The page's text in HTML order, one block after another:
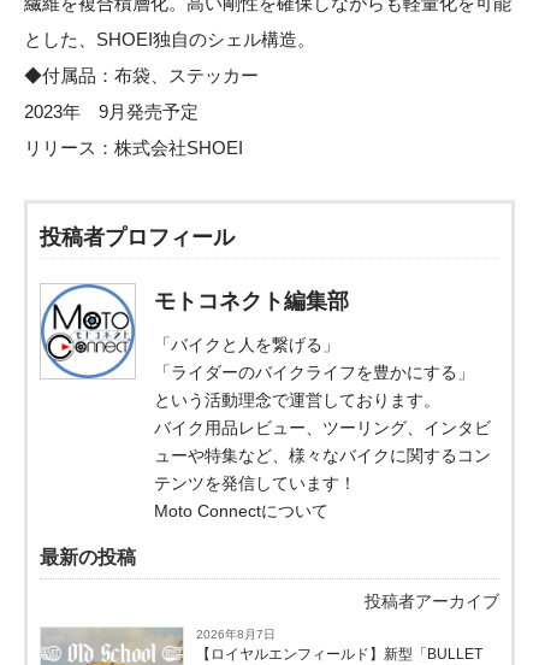
とした、SHOEI独自のシェル構造。
◆付属品：布袋、ステッカー
2023年 9月発売予定
リリース： 株式会社SHOEI
投稿者プロフィール
モトコネクト編集部
「バイクと人を繋げる」
「ライダーのバイクライフを豊かにする」
という活動理念で運営しております。
バイク用品レビュー、ツーリング、インタビ
ューや特集など、様々なバイクに関するコン
テンツを発信しています！
Moto Connectについて
最新の投稿
投稿者アーカイブ
2026年8月7日
【ロイヤルエンフィールド】新型「BULLET